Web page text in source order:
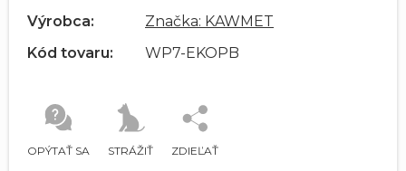
OPÝTAŤ SA STRÁŽIŤ ZDIEĽAŤ
Výrobca:
Značka: KAWMET
Kód tovaru:
WP7-EKOPB